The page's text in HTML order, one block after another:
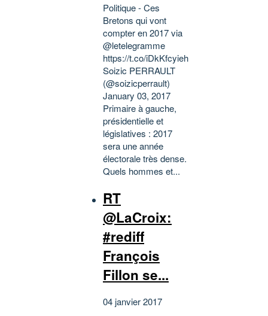
Politique - Ces
Bretons qui vont
compter en 2017 via
@letelegramme
https://t.co/iDkKfcyieh
Soizic PERRAULT
(@soizicperrault)
January 03, 2017
Primaire à gauche,
présidentielle et
législatives : 2017
sera une année
électorale très dense.
Quels hommes et...
RT
@LaCroix:
#rediff
François
Fillon se...
04 janvier 2017